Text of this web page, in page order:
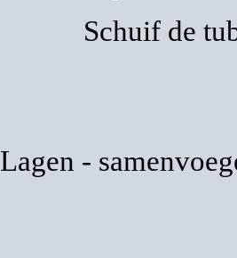
Schuif de
Lagen -